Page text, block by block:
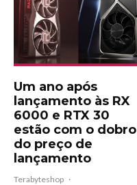
Um ano após
lançamento às RX
6000 e RTX 30
estão com o dobro
do preço de
lançamento
Terabyteshop ·